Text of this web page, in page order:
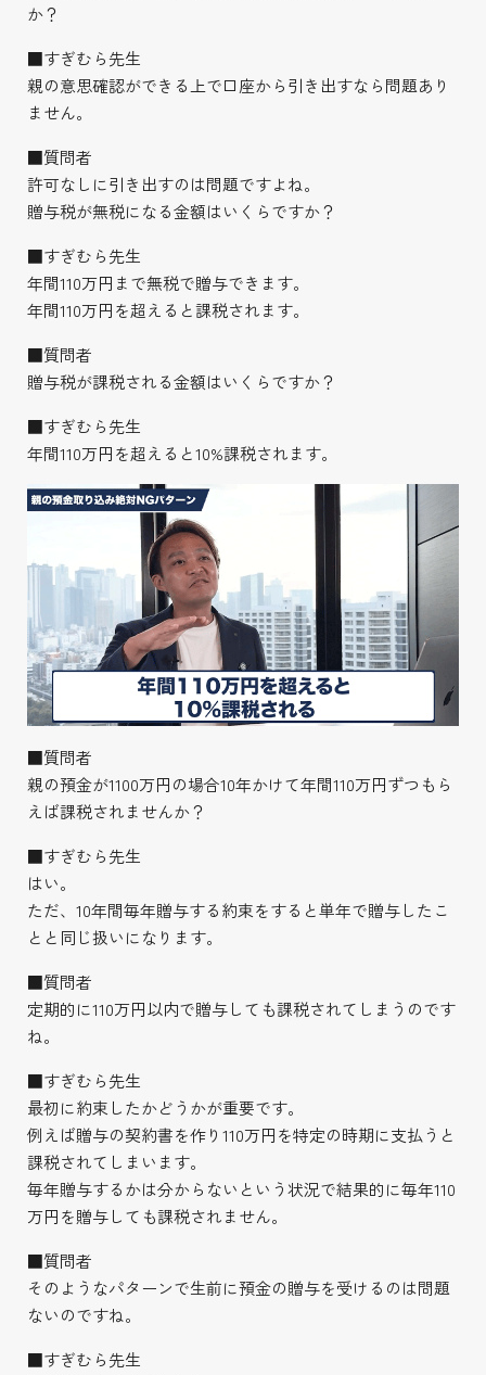
か？
■すぎむら先生
親の意思確認ができる上で口座から引き出すなら問題あり
ません。
■質問者
許可なしに引き出すのは問題ですよね。
贈与税が無税になる金額はいくらですか？
■すぎむら先生
年間110万円まで無税で贈与できます。
年間110万円を超えると課税されます。
■質問者
贈与税が課税される金額はいくらですか？
■すぎむら先生
年間110万円を超えると10%課税されます。
■質問者
親の預金が1100万円の場合10年かけて年間110万円ずつもら
えば課税されませんか？
■すぎむら先生
はい。
ただ、10年間毎年贈与する約束をすると単年で贈与したこ
とと同じ扱いになります。
■質問者
定期的に110万円以内で贈与しても課税されてしまうのです
ね。
■すぎむら先生
最初に約束したかどうかが重要です。
例えば贈与の契約書を作り110万円を特定の時期に支払うと
課税されてしまいます。
毎年贈与するかは分からないという状況で結果的に毎年110
万円を贈与しても課税されません。
■質問者
そのようなパターンで生前に預金の贈与を受けるのは問題
ないのですね。
■すぎむら先生